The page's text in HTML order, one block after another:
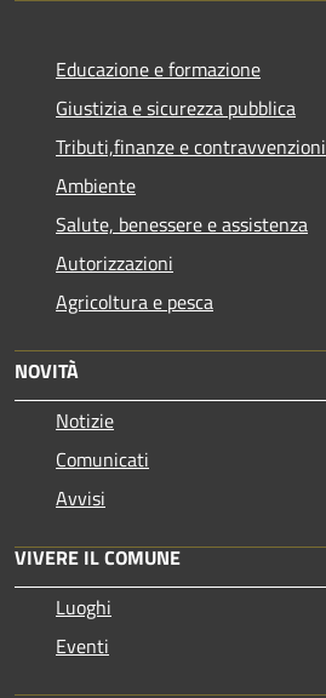
Educazione e formazione
Giustizia e sicurezza pubblica
Tributi,finanze e contravvenzioni
Ambiente
Salute, benessere e assistenza
Autorizzazioni
Agricoltura e pesca
NOVITÀ
Notizie
Comunicati
Avvisi
VIVERE IL COMUNE
Luoghi
Eventi